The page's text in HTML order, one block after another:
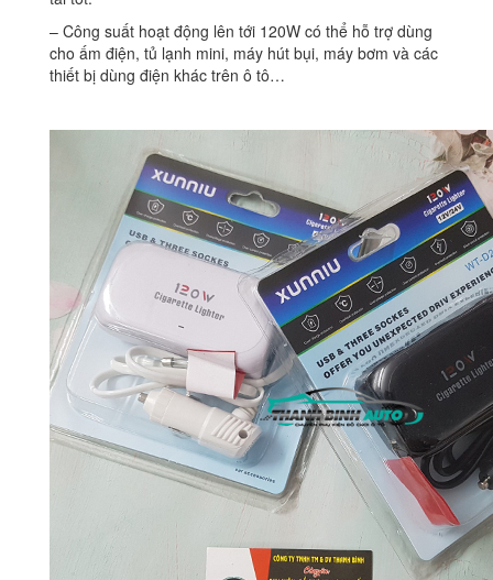
– Công suất hoạt động lên tới 120W có thể hỗ trợ dùng
cho ấm điện, tủ lạnh mini, máy hút bụi, máy bơm và các
thiết bị dùng điện khác trên ô tô…